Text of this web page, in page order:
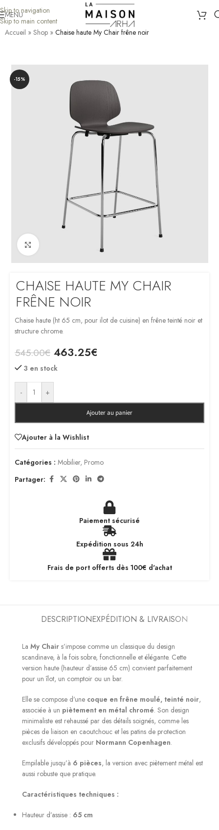
Skip to navigation
Skip to main content
MENU
Accueil » Shop » Chaise haute My Chair frêne noir
-15%
Click to enlarge
CHAISE HAUTE MY CHAIR
FRÊNE NOIR
Chaise haute (ht 65 cm, pour ilot de cuisine) en frêne teinté noir et
structure chrome.
545.00€ 463.25€
3 en stock
- +
Ajouter au panier
Ajouter à la Wishlist
Catégories : Mobilier, Promo
Partager:
Paiement sécurisé
Expédition sous 24h
Frais de port offerts dès 100€ d'achat
DESCRIPTIONEXPÉDITION & LIVRAISON
La My Chair s’impose comme un classique du design
scandinave, à la fois sobre, fonctionnelle et élégante. Cette
version haute (hauteur d’assise 65 cm) convient parfaitement
pour un îlot, un comptoir ou un bar.
Elle se compose d’une coque en frêne moulé, teinté noir,
associée à un piètement en métal chromé. Son design
minimaliste est rehaussé par des détails soignés, comme les
pièces de liaison en caoutchouc et les patins de protection
exclusifs développés pour Normann Copenhagen.
Empilable jusqu’à 6 pièces, la version avec piètement métal est
aussi robuste que pratique.
Caractéristiques techniques :
Hauteur d’assise : 65 cm